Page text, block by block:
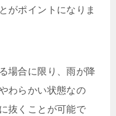
がポイントになりま
場合に限り、雨が降
わらかい状態なの
抜くことが可能で